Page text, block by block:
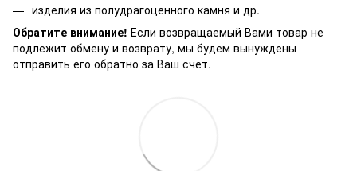
изделия из полудрагоценного камня и др.
Обратите внимание! Если возвращаемый Вами товар не
подлежит обмену и возврату, мы будем вынуждены
отправить его обратно за Ваш счет.